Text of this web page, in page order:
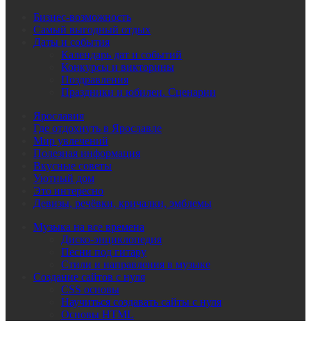
Бизнес-возможность
Самый выгодный отдых
Даты и события
Календарь дат и событий
Конкурсы и викторины
Поздравления
Праздники и юбилеи. Сценарии
Ярославия
Где отдохнуть в Ярославле
Мир увлечений
Полезная информация
Вкусные советы
Уютный дом
Это интересно
Девизы, речёвки, кричалки, эмблемы
Музыка на все времена
Диско-энциклопедия
Песни под гитару
Стили и направления в музыке
Создание сайтов с нуля
CSS основы
Научиться создавать сайты с нуля
Основы HTML